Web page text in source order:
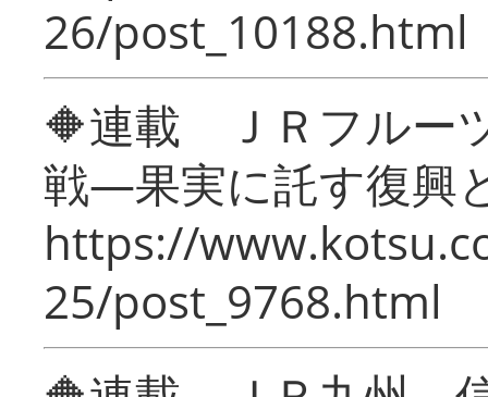
26/post_10188.html
🔶連載 ＪＲフルー
戦―果実に託す復興
https://
25/post_9768.html